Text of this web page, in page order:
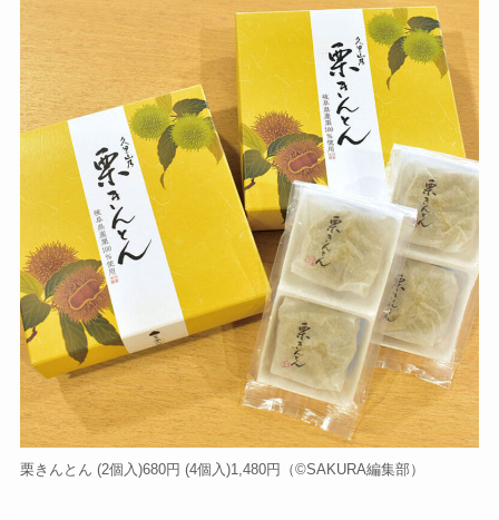
栗きんとん (2個入)680円 (4個入)1,480円（©️SAKURA編集部）